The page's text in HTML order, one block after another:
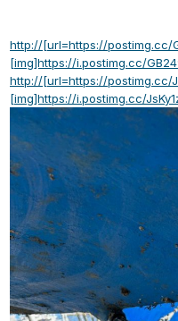
http://[url=https://postimg.cc/
[img]https://i.postimg.cc/
http://[url=https://postimg.cc/
[img]https://i.postimg.cc/